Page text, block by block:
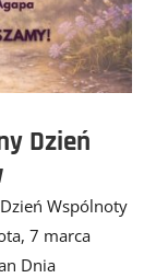
Dzień
Wspólnoty
7 marca
Dnia